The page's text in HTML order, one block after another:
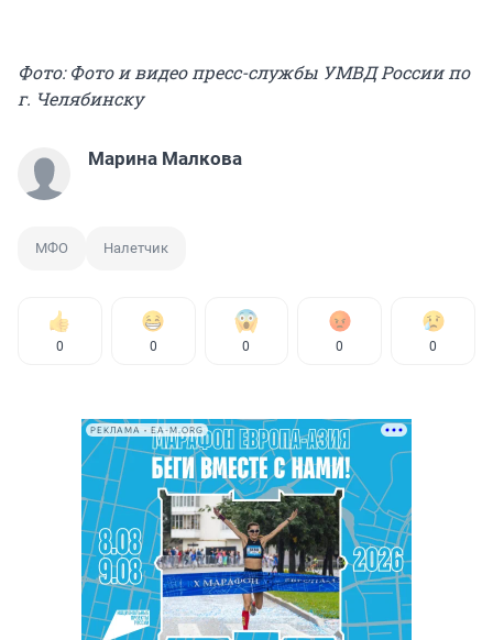
Фото: Фото и видео пресс-службы УМВД России по
г. Челябинску
Марина Малкова
МФО Налетчик
0 0 0 0 0
РЕКЛАМА • EA-M.ORG